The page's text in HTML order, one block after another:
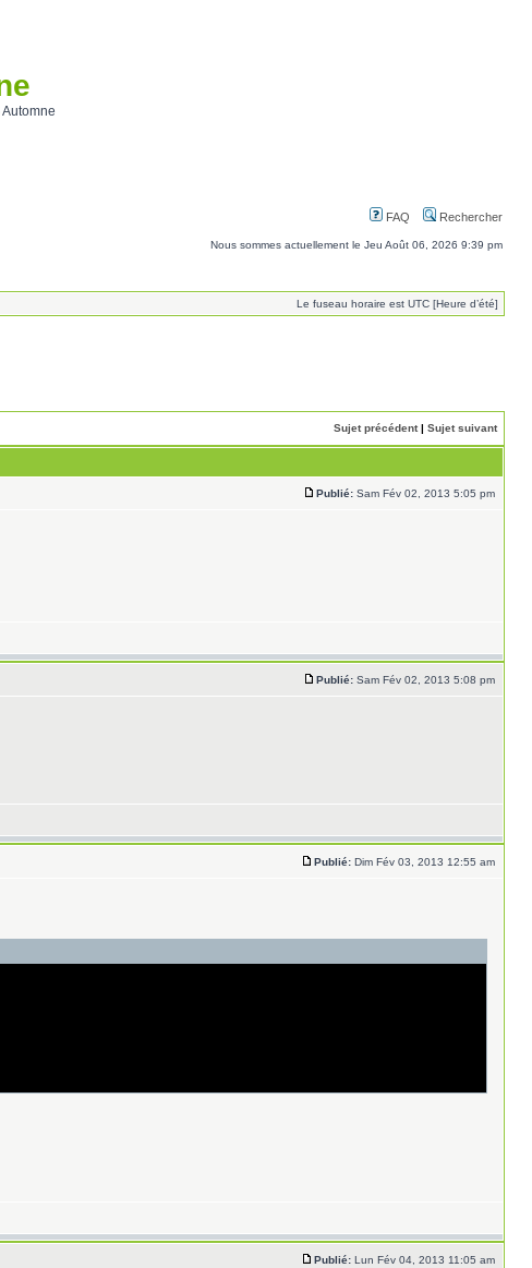
FAQ Rechercher
Nous sommes actuellement le Jeu Août 06, 2026 9:39 pm
Le fuseau horaire est UTC [Heure d’été]
Sujet précédent| Sujet suivant
Publié: Sam Fév 02, 2013 5:05 pm
Publié: Sam Fév 02, 2013 5:08 pm
Publié: Dim Fév 03, 2013 12:55 am
Publié: Lun Fév 04, 2013 11:05 am